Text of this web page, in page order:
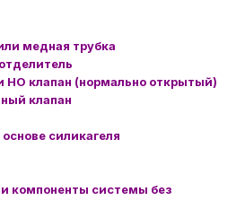
медная трубка
НО клапан (нормально открытый)
клапан
силикагеля
компоненты системы без